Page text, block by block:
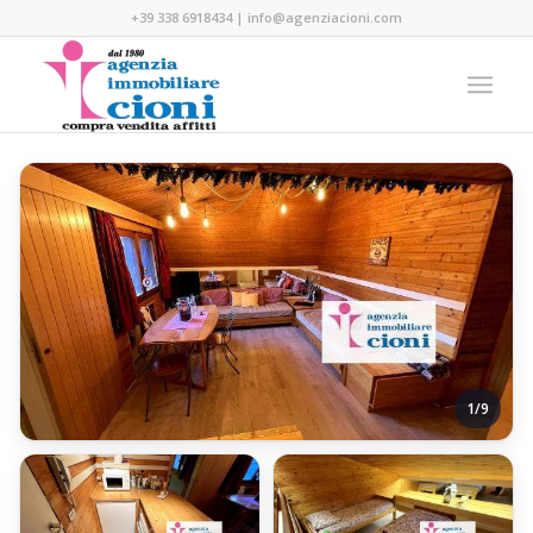
+39 338 6918434| info@agenziacioni.com
1/9